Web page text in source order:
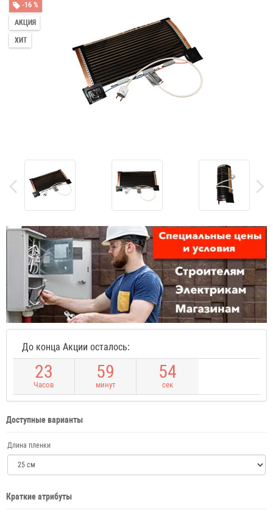
-16 %
АКЦИЯ
ХИТ
До конца Акции осталось:
23
Часов
59
минут
54
сек
Доступные варианты
Длина пленки
Краткие атрибуты